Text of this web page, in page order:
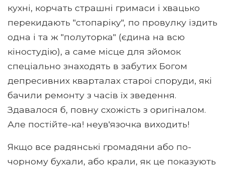
кухні, корчать страшні гримаси і хвацько
перекидають "стопаріку", по провулку їздить
одна і та ж "полуторка" (єдина на всю
кіностудію), а саме місце для зйомок
спеціально знаходять в забутих Богом
депресивних кварталах старої споруди, які
бачили ремонту з часів їх зведення.
Здавалося б, повну схожість з оригіналом.
Але постійте-ка! неув'язочка виходить!
Якщо все радянські громадяни або по-
чорному бухали, або крали, як це показують